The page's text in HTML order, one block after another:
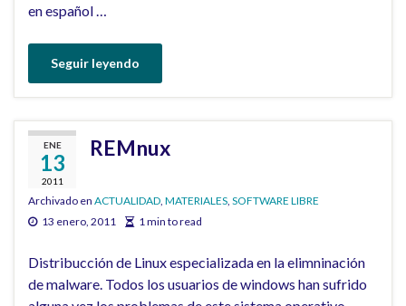
en español …
Seguir leyendo
ENE
13
2011
REMnux
Archivado en ACTUALIDAD MATERIALES SOFTWARE LIBRE
13 enero, 2011
1 min to read
Distribucción de Linux especializada en la elimninación
de malware. Todos los usuarios de windows han sufrido